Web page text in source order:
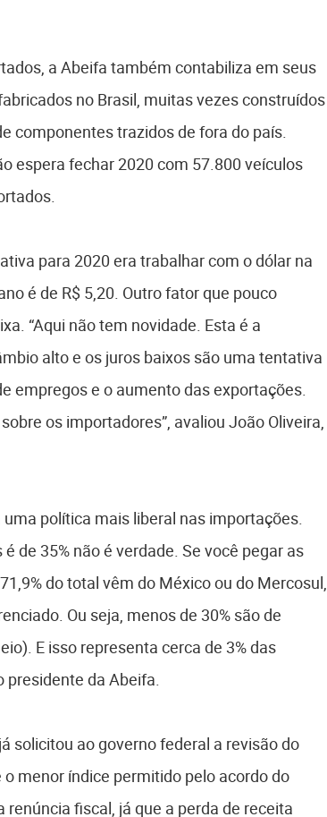
a Abeifa também contabiliza em seus
no Brasil, muitas vezes construídos
componentes trazidos de fora do país.
espera fechar 2020 com 57.800 veículos
para 2020 era trabalhar com o dólar na
é de R$ 5,20. Outro fator que pouco
“Aqui não tem novidade. Esta é a
alto e os juros baixos são uma tentativa
empregos e o aumento das exportações.
os importadores”, avaliou João Oliveira,
política mais liberal nas importações.
de 35% não é verdade. Se você pegar as
do total vêm do México ou do Mercosul,
Ou seja, menos de 30% são de
E isso representa cerca de 3% das
presidente da Abeifa.
solicitou ao governo federal a revisão do
menor índice permitido pelo acordo do
fiscal, já que a perda de receita